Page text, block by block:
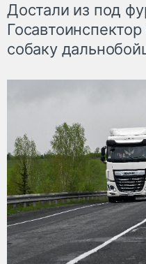
Достали из под
собаку